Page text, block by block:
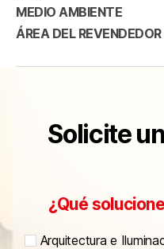
MEDIO AMBIENTE
ÁREA DEL REVENDEDOR
Solicite
¿Qué
Arquitectura e